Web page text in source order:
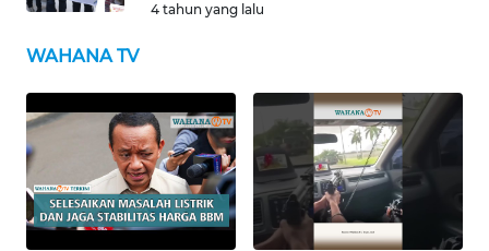
4 tahun yang lalu
WAHANA TV
SUMBAR
SUMSEL
WN
BENGKULU